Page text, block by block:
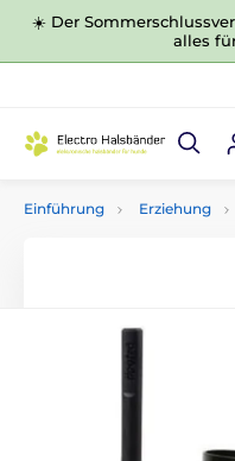
☀️ Der
alles
Einführung Erziehung